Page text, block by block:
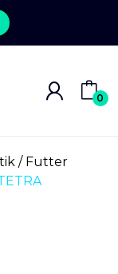
0
Futter